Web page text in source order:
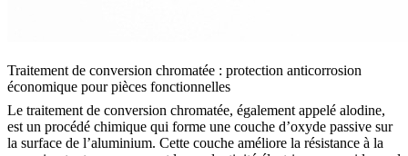
Traitement de conversion chromatée : protection anticorrosion
économique pour pièces fonctionnelles
Le traitement de conversion chromatée, également appelé alodine,
est un procédé chimique qui forme une couche d’oxyde passive sur
la surface de l’aluminium. Cette couche améliore la résistance à la